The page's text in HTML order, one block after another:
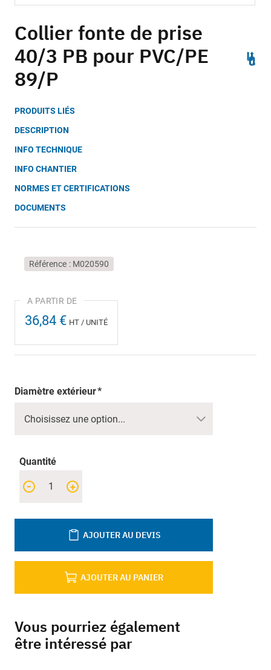
to
the
beginning
of
the
images
gallery
Collier fonte de prise
40/3 PB pour PVC/PE
89/P
PRODUITS LIÉS
DESCRIPTION
INFO TECHNIQUE
INFO CHANTIER
NORMES ET CERTIFICATIONS
DOCUMENTS
Référence M020590
36,84 € HT / UNITÉ
Diamètre extérieur
Quantité
+
-
AJOUTER AU PANIER
AJOUTER AU DEVIS
Vous pourriez également
être intéressé par